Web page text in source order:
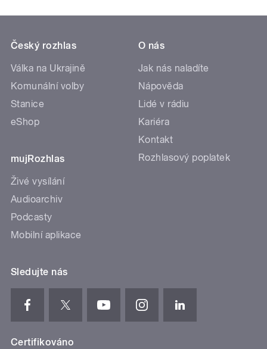
Český rozhlas
Válka na Ukrajině
Komunální volby
Stanice
eShop
mujRozhlas
Živé vysílání
Audioarchiv
Podcasty
Mobilní aplikace
O nás
Jak nás naladíte
Nápověda
Lidé v rádiu
Kariéra
Kontakt
Rozhlasový poplatek
Sledujte nás
Certifikováno